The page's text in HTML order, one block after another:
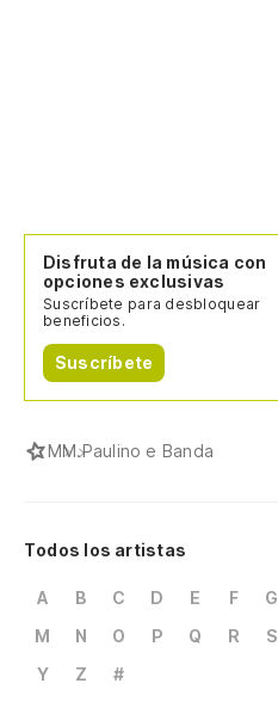
Disfruta de la música con
opciones exclusivas
Suscríbete para desbloquear
beneficios.
Suscríbete
MM.Paulino e Banda
Todos los artistas
A B C D E F G
M
N O P Q R S
Y
Z #